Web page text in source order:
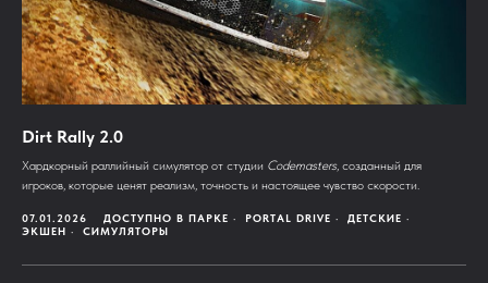
Dirt Rally 2.0
Хардкорный раллийный симулятор от студии Codemasters, созданный для
игроков, которые ценят реализм, точность и настоящее чувство скорости.
07.01.2026 ДОСТУПНО В ПАРКЕ PORTAL DRIVE
ДЕТСКИЕ
ЭКШЕН
СИМУЛЯТОРЫ